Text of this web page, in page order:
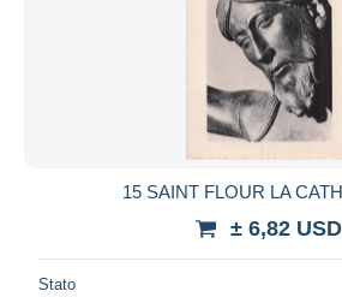
15 SAINT FLOUR LA
± 6,82 USD
Stato